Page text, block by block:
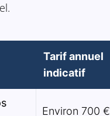
Tarif annuel
indicatif
Environ 700 €